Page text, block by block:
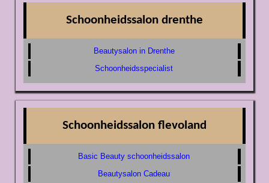
Schoonheidssalon drenthe
Beautysalon in Drenthe
Schoonheidsspecialist
Schoonheidssalon flevoland
Basic Beauty schoonheidssalon
Beautysalon Cadeau